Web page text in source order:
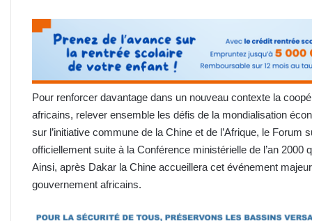
Pour renforcer davantage dans un nouveau contexte la
africains, relever ensemble les défis de la mondialisation
sur l’initiative commune de la Chine et de l’Afrique, le Forum
officiellement suite à la Conférence ministérielle de l’an 2000
Ainsi, après Dakar la Chine accueillera cet événement
gouvernement africains.